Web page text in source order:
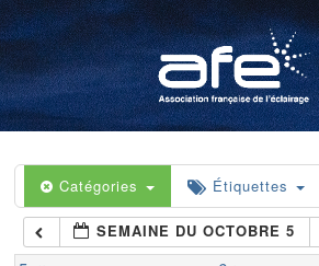
Catégories Étiquettes
SEMAINE DU OCTOBRE 5
4 h 00 min
5 h 00 min
6 h 00 min
7 h 00 min